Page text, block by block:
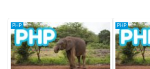
PHP PHP